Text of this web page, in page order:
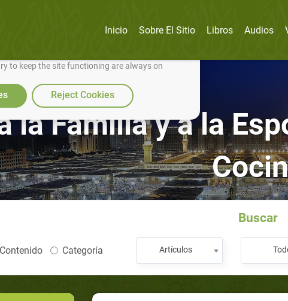
well for you and so we can continually improve it.
to keep the site functioning are always on
Reject Cookies
Inicio Sobre El Sitio Libros Audios
la Familia y a la
Buscar
Contenido Categoría Artículos